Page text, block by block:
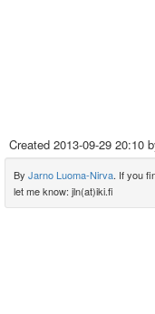
Created 2013-09-29 20:10
By Jarno Luoma-Nirva. If you
let me know: jln(at)iki.fi